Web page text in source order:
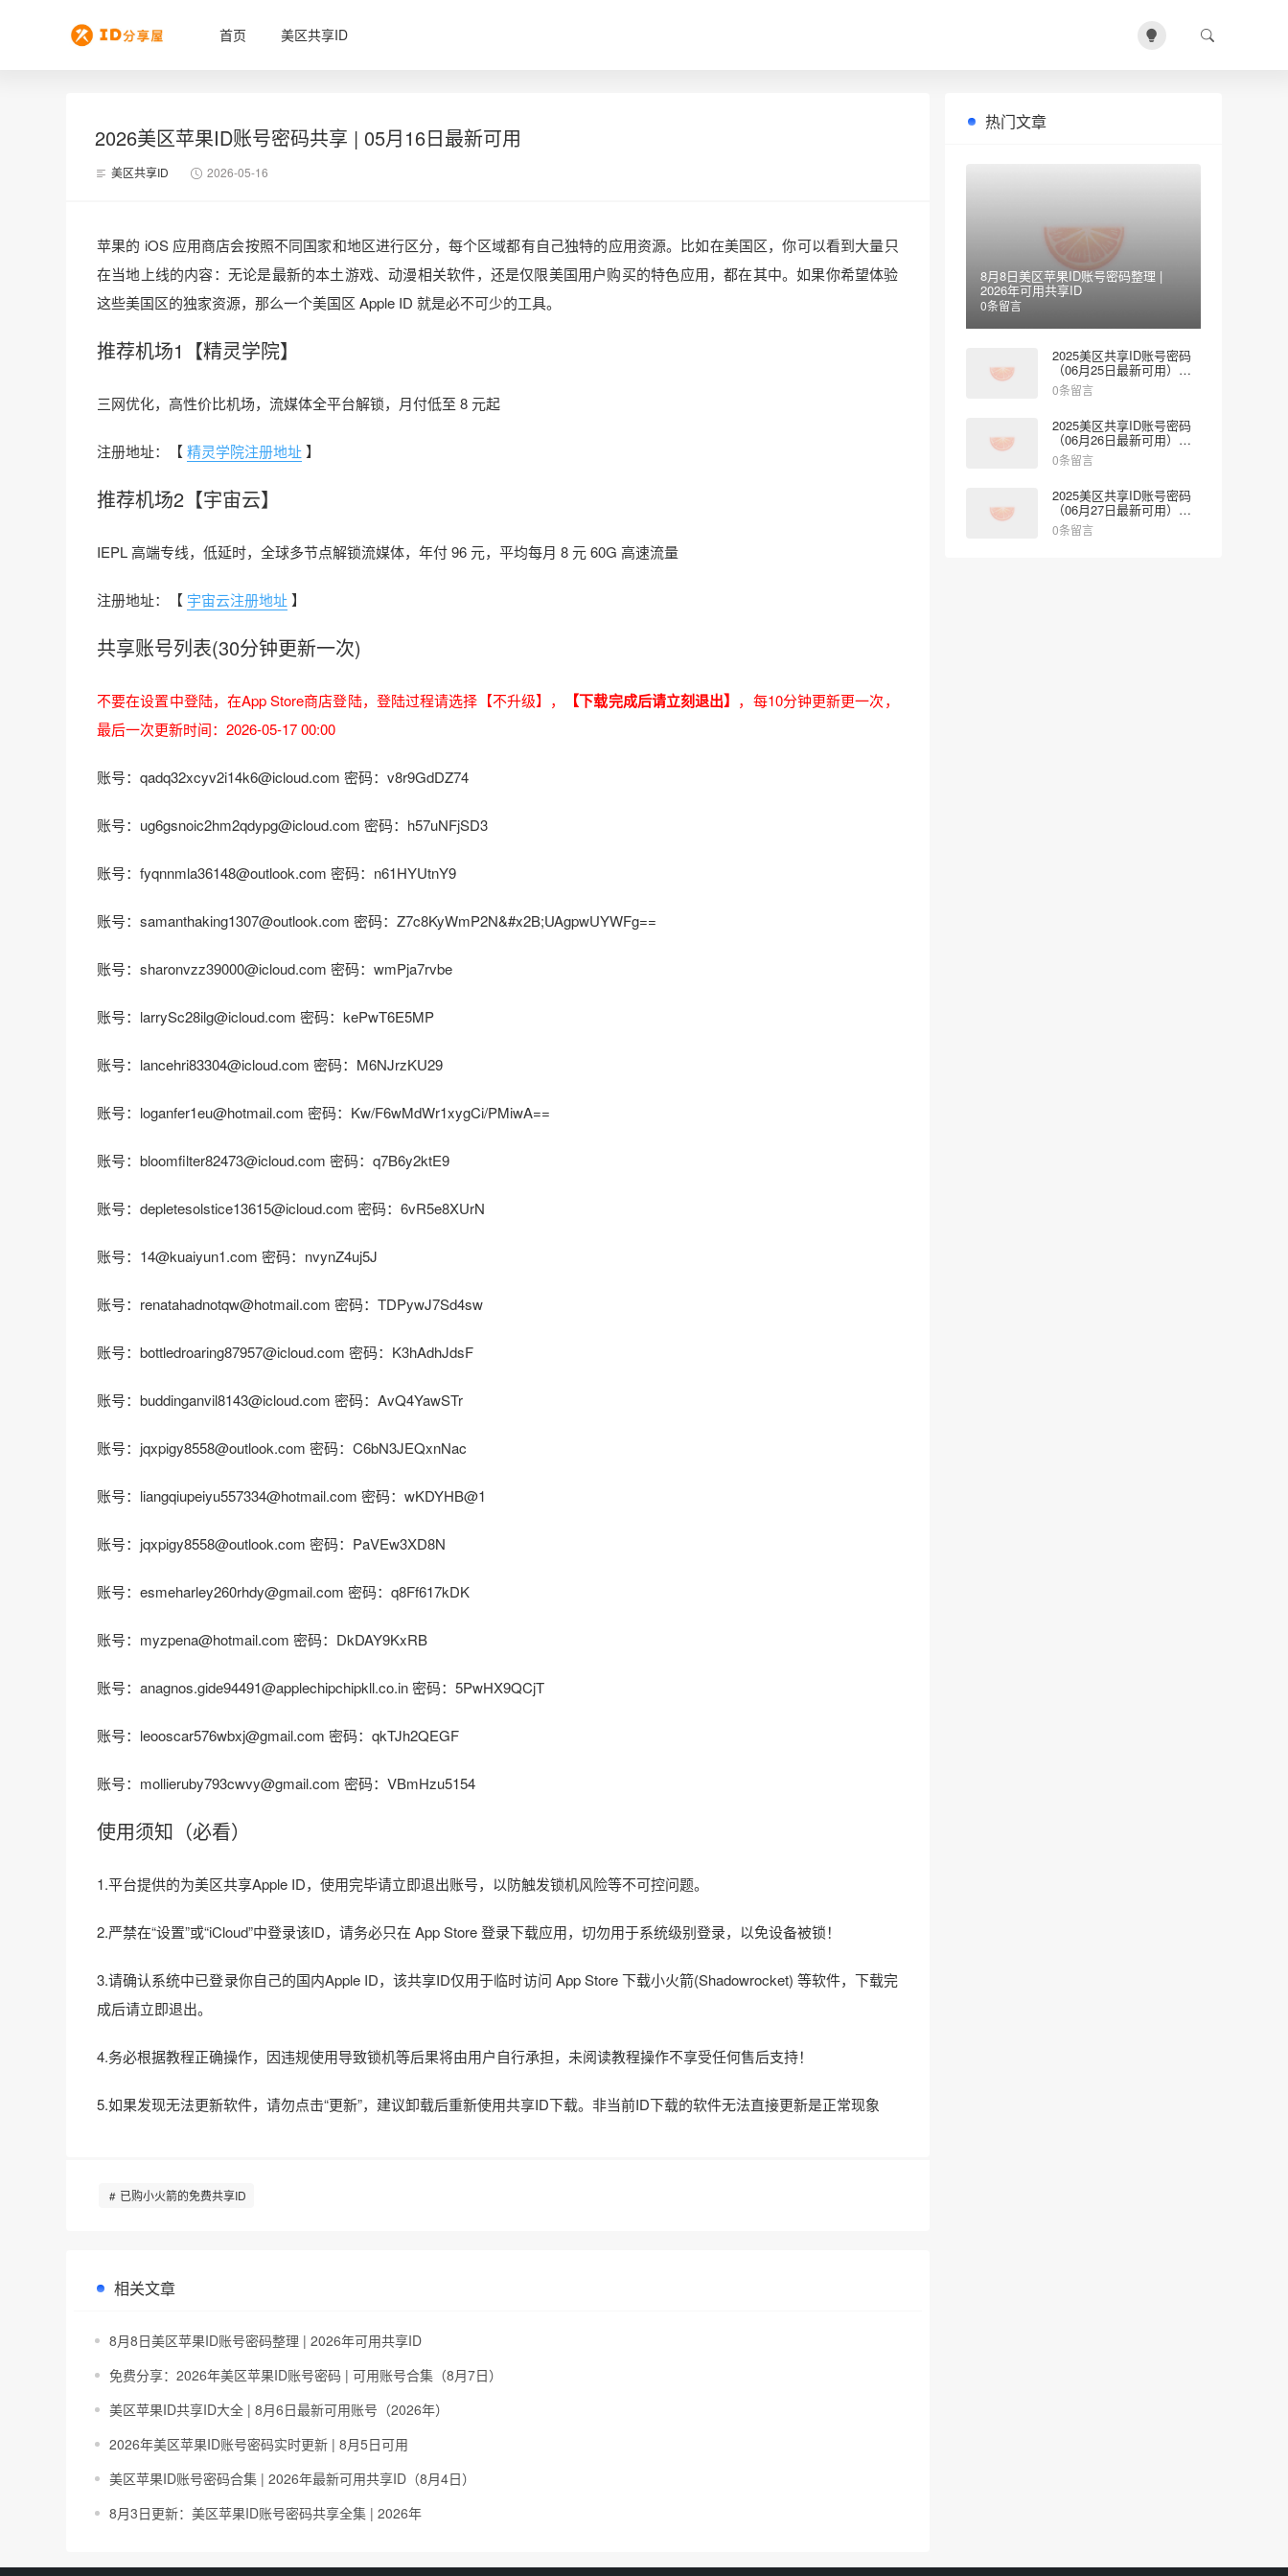
首页 美区共享ID
2026美区苹果ID账号密码共享 | 05月16日最新可用
美区共享ID 2026-05-16
苹果的 iOS 应用商店会按照不同国家和地区进行区分，每个区域都有自己独特的应用资源。比如在美国区，你可以看到大量只
在当地上线的内容：无论是最新的本土游戏、动漫相关软件，还是仅限美国用户购买的特色应用，都在其中。如果你希望体验
这些美国区的独家资源，那么一个美国区 Apple ID 就是必不可少的工具。
推荐机场1【精灵学院】
三网优化，高性价比机场，流媒体全平台解锁，月付低至 8 元起
注册地址：【精灵学院注册地址】
推荐机场2【宇宙云】
IEPL 高端专线，低延时，全球多节点解锁流媒体，年付 96 元，平均每月 8 元 60G 高速流量
注册地址：【 宇宙云注册地址】
共享账号列表(30分钟更新一次)
不要在设置中登陆，在App Store商店登陆，登陆过程请选择【不升级】， 【下载完成后请立刻退出】 ，每10分钟更新更一次，
最后一次更新时间：2026-05-17 00:00
账号：qadq32xcyv2i14k6@icloud.com 密码：v8r9GdDZ74
账号：ug6gsnoic2hm2qdypg@icloud.com 密码：h57uNFjSD3
账号：fyqnnmla36148@outlook.com 密码：n61HYUtnY9
账号：samanthaking1307@outlook.com 密码：Z7c8KyWmP2N&#x2B;UAgpwUYWFg==
账号：sharonvzz39000@icloud.com 密码：wmPja7rvbe
账号：larrySc28ilg@icloud.com 密码：kePwT6E5MP
账号：lancehri83304@icloud.com 密码：M6NJrzKU29
账号：loganfer1eu@hotmail.com 密码：Kw/F6wMdWr1xygCi/PMiwA==
账号：bloomfilter82473@icloud.com 密码：q7B6y2ktE9
账号：depletesolstice13615@icloud.com 密码：6vR5e8XUrN
账号：14@kuaiyun1.com 密码：nvynZ4uj5J
账号：renatahadnotqw@hotmail.com 密码：TDPywJ7Sd4sw
账号：bottledroaring87957@icloud.com 密码：K3hAdhJdsF
账号：buddinganvil8143@icloud.com 密码：AvQ4YawSTr
账号：jqxpigy8558@outlook.com 密码：C6bN3JEQxnNac
账号：liangqiupeiyu557334@hotmail.com 密码：wKDYHB@1
账号：jqxpigy8558@outlook.com 密码：PaVEw3XD8N
账号：esmeharley260rhdy@gmail.com 密码：q8Ff617kDK
账号：myzpena@hotmail.com 密码：DkDAY9KxRB
账号：anagnos.gide94491@applechipchipkll.co.in 密码：5PwHX9QCjT
账号：leooscar576wbxj@gmail.com 密码：qkTJh2QEGF
账号：mollieruby793cwvy@gmail.com 密码：VBmHzu5154
使用须知（必看）
1.平台提供的为美区共享Apple ID，使用完毕请立即退出账号，以防触发锁机风险等不可控问题。
2.严禁在“设置”或“iCloud”中登录该ID，请务必只在 App Store 登录下载应用，切勿用于系统级别登录，以免设备被锁！
3.请确认系统中已登录你自己的国内Apple ID，该共享ID仅用于临时访问 App Store 下载小火箭(Shadowrocket) 等软件，下载完
成后请立即退出。
4.务必根据教程正确操作，因违规使用导致锁机等后果将由用户自行承担，未阅读教程操作不享受任何售后支持！
5.如果发现无法更新软件，请勿点击“更新”，建议卸载后重新使用共享ID下载。非当前ID下载的软件无法直接更新是正常现象
已购小火箭的免费共享ID
相关文章
8月8日美区苹果ID账号密码整理 | 2026年可用共享ID
免费分享：2026年美区苹果ID账号密码 | 可用账号合集（8月7日）
美区苹果ID共享ID大全 | 8月6日最新可用账号（2026年）
2026年美区苹果ID账号密码实时更新 | 8月5日可用
美区苹果ID账号密码合集 | 2026年最新可用共享ID（8月4日）
8月3日更新：美区苹果ID账号密码共享全集 | 2026年
热门文章
8月8日美区苹果ID账号密码整理 |
2026年可用共享ID
0条留言
2025美区共享ID账号密码
（06月25日最新可用）免
费登录App Store
0条留言
2025美区共享ID账号密码
（06月26日最新可用）免
费登录App Store
0条留言
2025美区共享ID账号密码
（06月27日最新可用）免
费登录App Store
0条留言